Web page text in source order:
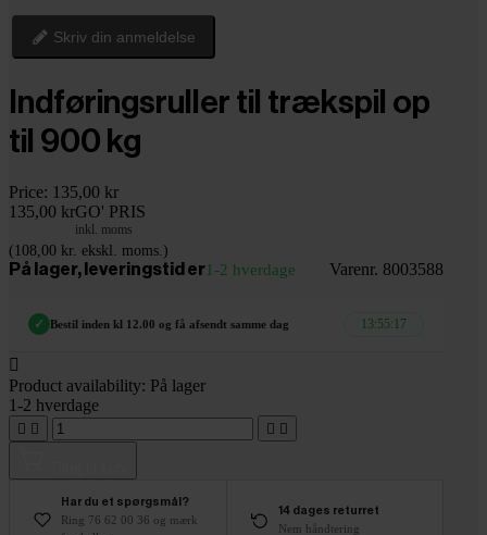
Skriv din anmeldelse
Indføringsruller til trækspil op
til 900 kg
Price: 135,00 kr
135,00 krGO' PRIS
inkl. moms
(108,00 kr. ekskl. moms.)
På lager, leveringstid er1-2 hverdage Varenr. 8003588
✓ Bestil inden kl 12.00 og få afsendt samme dag 13:55:16

Product availability: På lager
1-2 hverdage
   
Har du et spørgsmål?
Ring 76 62 00 36 og mærk
14 dages returret
Nem håndtering